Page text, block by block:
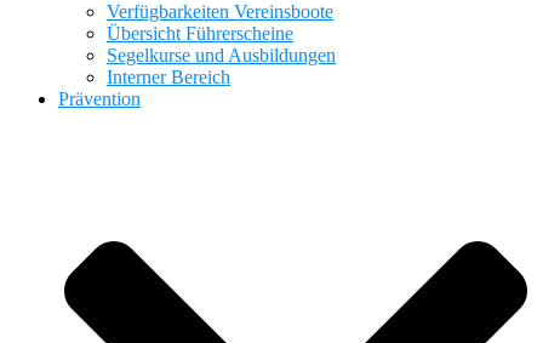
Verfügbarkeiten Vereinsboote
Übersicht Führerscheine
Segelkurse und Ausbildungen
Interner Bereich
Prävention